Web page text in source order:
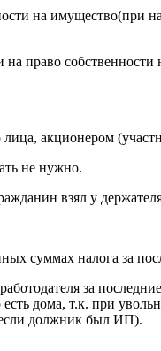
на имущество(при
на право
акционером
не нужно.
взял у
суммах налога за
за последние
т.к. при
должник был ИП).